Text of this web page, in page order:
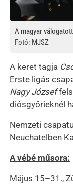
A magyar
Fotó: MJSZ
A keret tagja
Erste ligás
Nagy József
diósgyőrieknél
Nemzeti
Neuchatelben
A vébé műsora:
Május 15–31.,